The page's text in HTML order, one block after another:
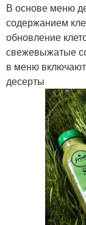
В основе меню
содержанием
обновление
свежевыжатые
в меню
десерты